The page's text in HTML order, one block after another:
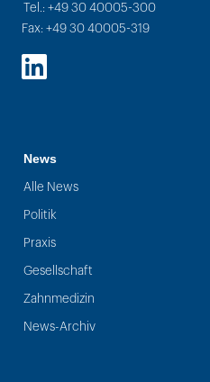
Tel.: +49 30 40005-300
Fax: +49 30 40005-319
LinkedIn
News
Alle News
Politik
Praxis
Gesellschaft
Zahnmedizin
News-Archiv